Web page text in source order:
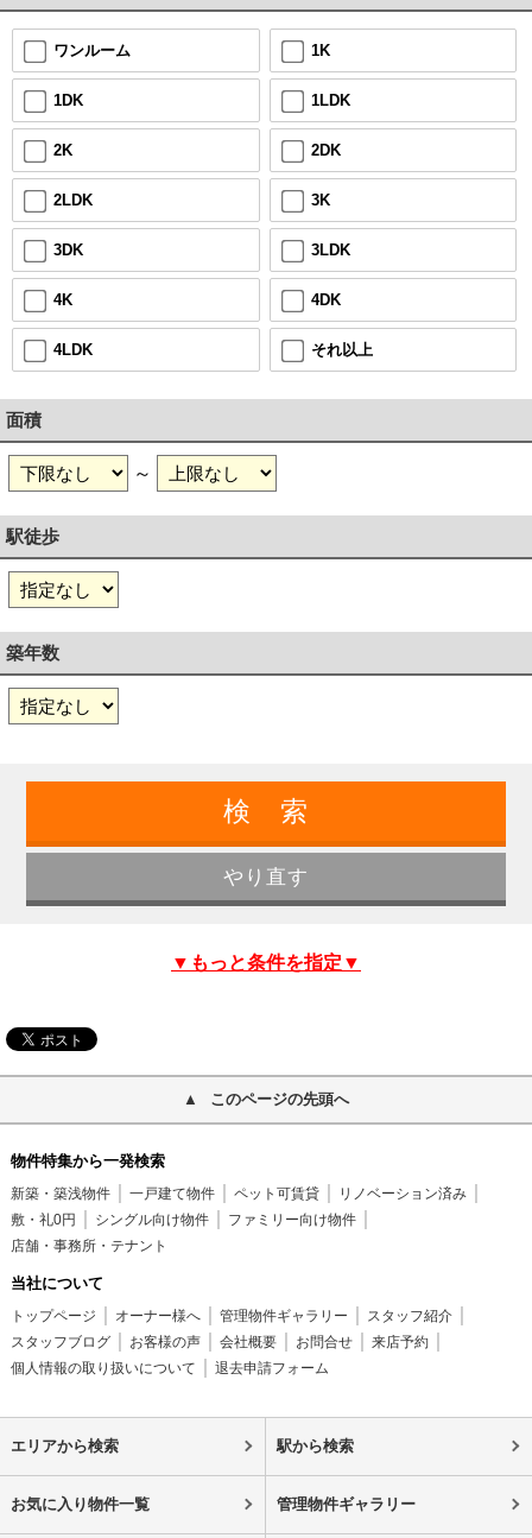
ワンルーム 1K
1DK 1LDK
2K 2DK
2LDK 3K
3DK 3LDK
4K 4DK
4LDK それ以上
面積
～
駅徒歩
築年数
▼もっと条件を指定▼
このページの先頭へ
物件特集から一発検索
新築・築浅物件 一戸建て物件 ペット可賃貸
リノベーション済み
敷・礼0円
シングル向け物件
ファミリー向け物件
店舗・事務所・テナント
当社について
トップページ オーナー様へ 管理物件ギャラリー
スタッフ紹介
スタッフブログ
お客様の声 会社概要 お問合せ
来店予約
個人情報の取り扱いについて
退去申請フォーム
エリアから検索 駅から検索
お気に入り物件一覧 管理物件ギャラリー